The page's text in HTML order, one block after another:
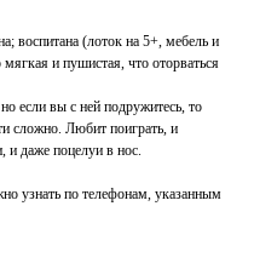
воспитана (лоток на 5+, мебель и
и пушистая, что оторваться
если вы с ней подружитесь, то
сложно. Любит поиграть, и
и даже поцелуи в нос.
узнать по телефонам, указанным